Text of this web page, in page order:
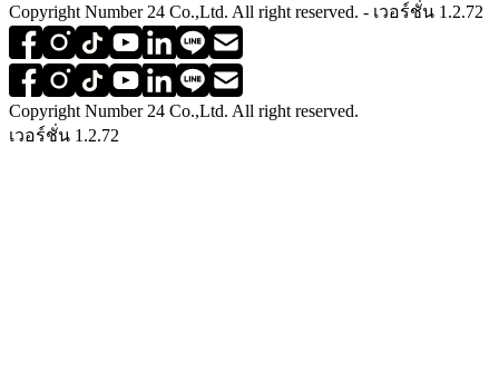
Copyright Number 24 Co.,Ltd. All right reserved. - เวอร์ชั่น 1.2.72
Copyright Number 24 Co.,Ltd. All right reserved.
เวอร์ชั่น 1.2.72